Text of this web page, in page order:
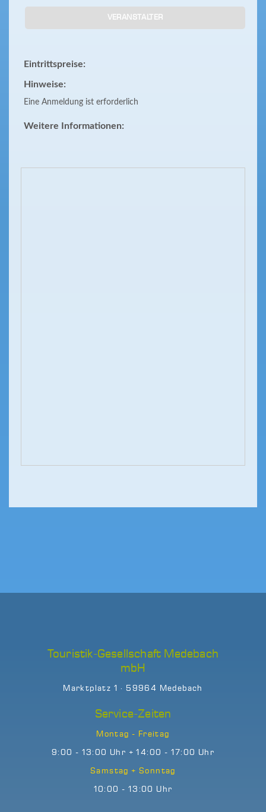
VERANSTALTER
Eintrittspreise:
Hinweise:
Eine Anmeldung ist erforderlich
Weitere Informationen:
Touristik-Gesellschaft Medebach
mbH
Marktplatz 1 · 59964 Medebach
Service-Zeiten
Montag - Freitag
9:00 - 13:00 Uhr + 14:00 - 17:00 Uhr
Samstag + Sonntag
10:00 - 13:00 Uhr